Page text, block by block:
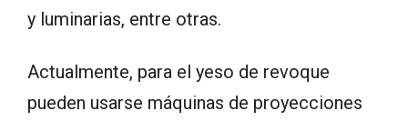
y luminarias, entre otras.
Actualmente, para el yeso de revoque
pueden usarse máquinas de proyecciones